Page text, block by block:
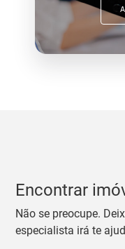
Encontrar
Não se preocupe.
especialista irá te